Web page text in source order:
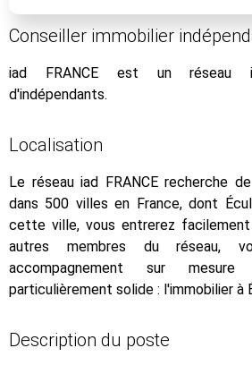
Conseiller immobilier
iad FRANCE est un réseau
d'indépendants.
Localisation
Le réseau iad FRANCE recherche
dans 500 villes en France, dont
cette ville, vous entrerez
autres membres du réseau,
accompagnement sur
particulièrement solide : l'immobilier à
Description du poste